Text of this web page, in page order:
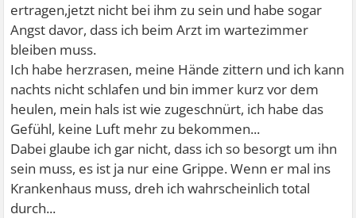
ertragen,jetzt nicht bei ihm zu sein und habe sogar
Angst davor, dass ich beim Arzt im wartezimmer
bleiben muss.
Ich habe herzrasen, meine Hände zittern und ich kann
nachts nicht schlafen und bin immer kurz vor dem
heulen, mein hals ist wie zugeschnürt, ich habe das
Gefühl, keine Luft mehr zu bekommen...
Dabei glaube ich gar nicht, dass ich so besorgt um ihn
sein muss, es ist ja nur eine Grippe. Wenn er mal ins
Krankenhaus muss, dreh ich wahrscheinlich total
durch...